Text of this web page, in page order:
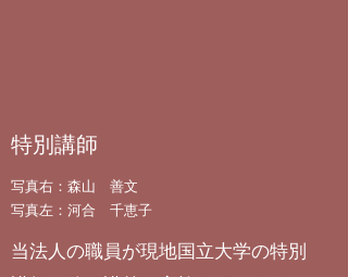
特別講師
写真右：森山 善文
写真左：河合 千恵子
当法人の職員が現地国立大学の特別